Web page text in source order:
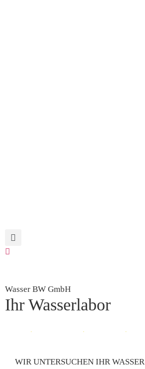
Wasser BW GmbH
Ihr Wasserlabor
. . .
WIR UNTERSUCHEN IHR WASSER